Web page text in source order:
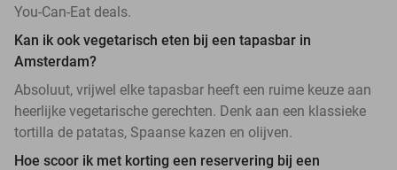
You-Can-Eat deals.
Kan ik ook vegetarisch eten bij een tapasbar in
Amsterdam?
Absoluut, vrijwel elke tapasbar heeft een ruime keuze aan
heerlijke vegetarische gerechten. Denk aan een klassieke
tortilla de patatas, Spaanse kazen en olijven.
Hoe scoor ik met korting een reservering bij een